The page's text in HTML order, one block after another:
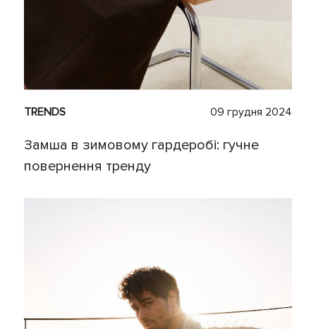
TRENDS 09 грудня 2024
Замша в зимовому гардеробі: гучне
повернення тренду